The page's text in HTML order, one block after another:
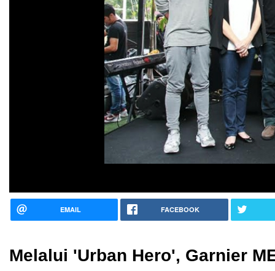
EMAIL FACEBOOK
Melalui 'Urban Hero', Garnier